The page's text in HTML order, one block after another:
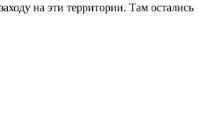
на эти территории. Там остались